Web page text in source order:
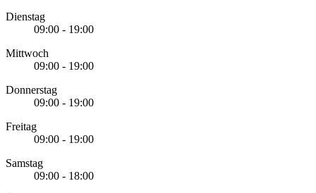
Dienstag
09:00 - 19:00
Mittwoch
09:00 - 19:00
Donnerstag
09:00 - 19:00
Freitag
09:00 - 19:00
Samstag
09:00 - 18:00